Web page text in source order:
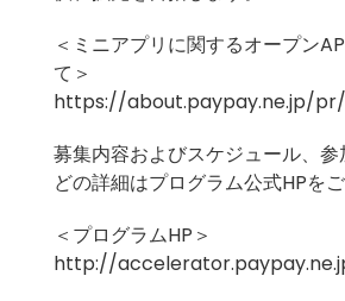
＜ミニアプリに関するオープン
て＞
https://about.paypay.ne.jp/pr/
募集内容およびスケジュール、
どの詳細はプログラム公式HPをご
＜プログラムHP＞
http://